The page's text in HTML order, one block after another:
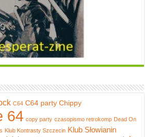
C64 C64 party Chippy
64 copy party czasopismo retrokomp Dead On
Klub Kontrasty Szczecin Klub Słowianin